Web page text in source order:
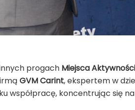
progach Miejsca
GVM Carint, ekspertem w
współpracę, koncentrując się